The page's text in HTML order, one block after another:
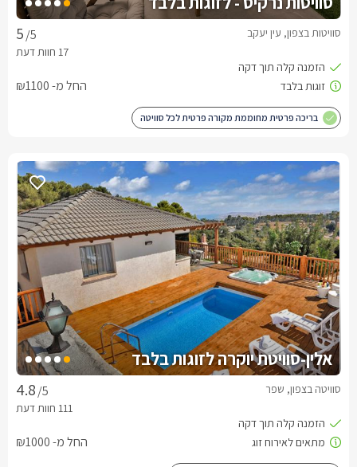
/5 סוויטות בצפון, עין יעקב
החל מ- ₪1100
בריכה פרטית מחוממת מקורה פרטית לכל סוויטה
אלין-סוויטת יוקרה לזוגות בלבד
/5 סוויטה בצפון, שפר
החל מ- ₪1000